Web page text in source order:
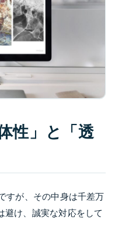
性」と「透
すが、その中身は千差万
避け、誠実な対応をして